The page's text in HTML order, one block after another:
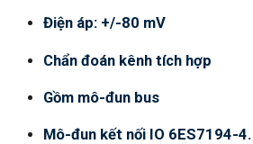
Điện áp: +/-80 mV
Chẩn đoán kênh tích hợp
Gồm mô-đun bus
Mô-đun kết nối IO 6ES7194-